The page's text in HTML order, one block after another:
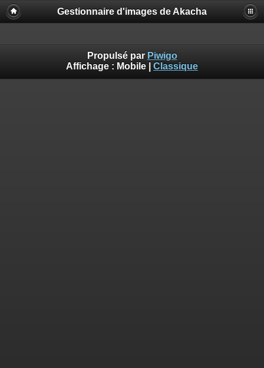
Gestionnaire d'images de Akacha
Propulsé par Piwigo
Affichage : Mobile Classique